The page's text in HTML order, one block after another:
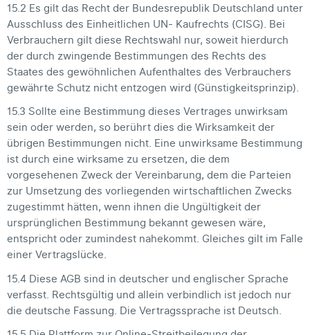
15.2 Es gilt das Recht der Bundesrepublik Deutschland unter
Ausschluss des Einheitlichen UN- Kaufrechts (CISG). Bei
Verbrauchern gilt diese Rechtswahl nur, soweit hierdurch
der durch zwingende Bestimmungen des Rechts des
Staates des gewöhnlichen Aufenthaltes des Verbrauchers
gewährte Schutz nicht entzogen wird (Günstigkeitsprinzip).
15.3 Sollte eine Bestimmung dieses Vertrages unwirksam
sein oder werden, so berührt dies die Wirksamkeit der
übrigen Bestimmungen nicht. Eine unwirksame Bestimmung
ist durch eine wirksame zu ersetzen, die dem
vorgesehenen Zweck der Vereinbarung, dem die Parteien
zur Umsetzung des vorliegenden wirtschaftlichen Zwecks
zugestimmt hätten, wenn ihnen die Ungültigkeit der
ursprünglichen Bestimmung bekannt gewesen wäre,
entspricht oder zumindest nahekommt. Gleiches gilt im Falle
einer Vertragslücke.
15.4 Diese AGB sind in deutscher und englischer Sprache
verfasst. Rechtsgültig und allein verbindlich ist jedoch nur
die deutsche Fassung. Die Vertragssprache ist Deutsch.